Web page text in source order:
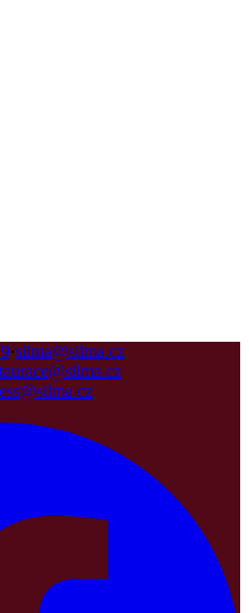
·silma@silma.cz